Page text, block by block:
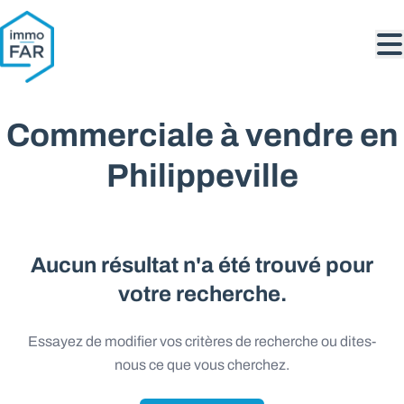
Aller au contenu principal
Commerciale à vendre en
Philippeville
Aucun résultat n'a été trouvé pour
votre recherche.
Essayez de modifier vos critères de recherche ou dites-
nous ce que vous cherchez.